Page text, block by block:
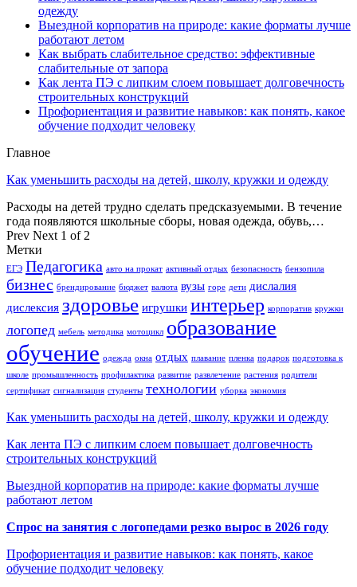
одежду
Выездной корпоратив на природе: какие форматы лучше
работают летом
Как выбрать слабительное средство: эффективные
слабительные от запора
Как лента ПЭ с липким слоем повышает долговечность
строительных конструкций
Профориентация и развитие навыков: как понять, какое
обучение подходит человеку
Главное
Как уменьшить расходы на детей, школу, кружки и одежду
Расходы на детей трудно сделать предсказуемыми. В течение
года появляются школьные сборы, новая одежда, обувь,…
Prev Next 1 of 2
Метки
ЕГЭ Педагогика авто на прокат активный отдых безопасность бензопила
бизнес брендирование бюджет валюта вузы горе дети дислалия
дислексия здоровье игрушки интерьер корпоратив кружки
логопед мебель методика мотоцикл образование
обучение одежда окна отдых плавание пленка подарок подготовка к
школе промышленность профилактика развитие развлечение растения родители
сертификат сигнализация студенты технологии уборка экономия
Как уменьшить расходы на детей, школу, кружки и одежду
Как лента ПЭ с липким слоем повышает долговечность
строительных конструкций
Выездной корпоратив на природе: какие форматы лучше
работают летом
Спрос на занятия с логопедами резко вырос в 2026 году
Профориентация и развитие навыков: как понять, какое
обучение подходит человеку